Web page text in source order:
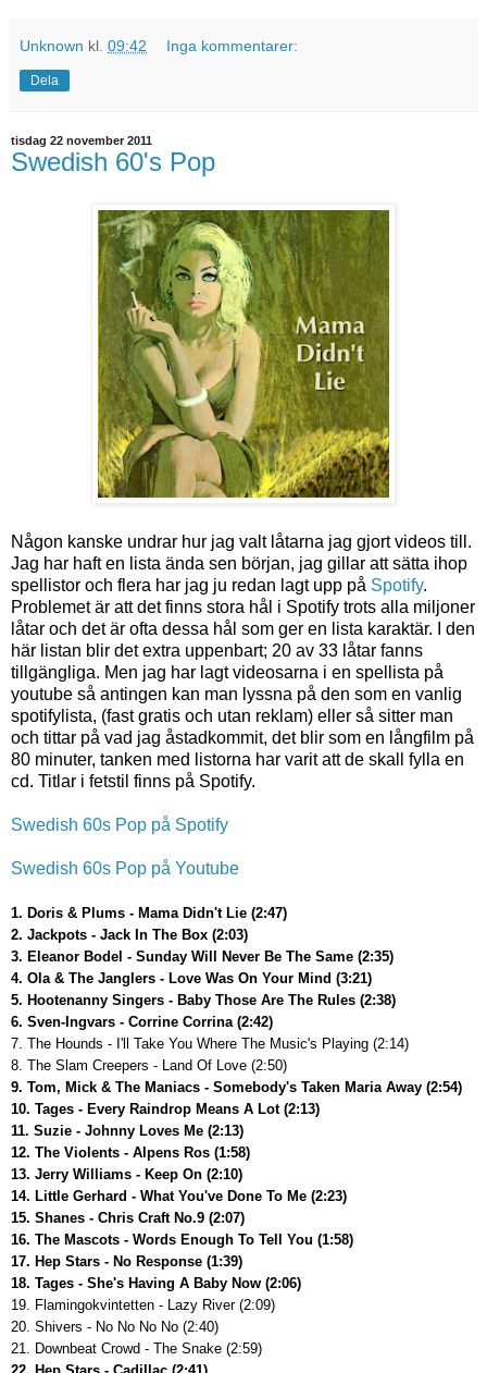
Unknown kl. 09:42 Inga kommentarer:
Dela
tisdag 22 november 2011
Swedish 60's Pop
Någon kanske undrar hur jag valt låtarna jag gjort videos till.
Jag har haft en lista ända sen början, jag gillar att sätta ihop
spellistor och flera har jag ju redan lagt upp på Spotify.
Problemet är att det finns stora hål i Spotify trots alla miljoner
låtar och det är ofta dessa hål som ger en lista karaktär. I den
här listan blir det extra uppenbart; 20 av 33 låtar fanns
tillgängliga. Men jag har lagt videosarna i en spellista på
youtube så antingen kan man lyssna på den som en vanlig
spotifylista, (fast gratis och utan reklam) eller så sitter man
och tittar på vad jag åstadkommit, det blir som en långfilm på
80 minuter, tanken med listorna har varit att de skall fylla en
cd. Titlar i fetstil finns på Spotify.
Swedish 60s Pop på Spotify
Swedish 60s Pop på Youtube
1. Doris & Plums - Mama Didn't Lie (2:47)
2. Jackpots - Jack In The Box (2:03)
3. Eleanor Bodel - Sunday Will Never Be The Same (2:35)
4. Ola & The Janglers - Love Was On Your Mind (3:21)
5. Hootenanny Singers - Baby Those Are The Rules (2:38)
6. Sven-Ingvars - Corrine Corrina (2:42)
7. The Hounds - I'll Take You Where The Music's Playing (2:14)
8. The Slam Creepers - Land Of Love (2:50)
9. Tom, Mick & The Maniacs - Somebody's Taken Maria Away (2:54)
10. Tages - Every Raindrop Means A Lot (2:13)
11. Suzie - Johnny Loves Me (2:13)
12. The Violents - Alpens Ros (1:58)
13. Jerry Williams - Keep On (2:10)
14. Little Gerhard - What You've Done To Me (2:23)
15. Shanes - Chris Craft No.9 (2:07)
16. The Mascots - Words Enough To Tell You (1:58)
17. Hep Stars - No Response (1:39)
18. Tages - She's Having A Baby Now (2:06)
19. Flamingokvintetten - Lazy River (2:09)
20. Shivers - No No No No (2:40)
21. Downbeat Crowd - The Snake (2:59)
22. Hep Stars - Cadillac (2:41)